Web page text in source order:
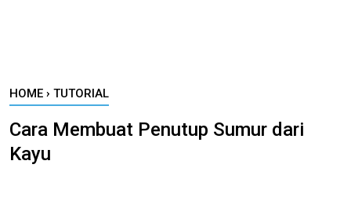
HOME › TUTORIAL
Cara Membuat Penutup Sumur dari
Kayu